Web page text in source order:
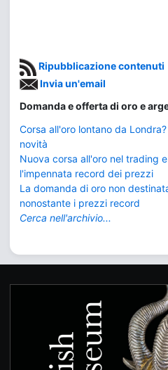
Ripubblicazione contenuti
Invia un'email
Domanda e offerta di oro e
Corsa all'oro lontano da
novità
Nuova corsa all'oro nel trading
l'impennata record dei prezzi
La domanda di oro non
nonostante i prezzi record
Cerca nell'archivio...